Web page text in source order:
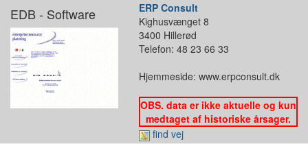
EDB - Software
ERP Consult
Kighusvænget 8
3400 Hillerød
Telefon: 48 23 66 33
Hjemmeside: www.erpconsult.dk
OBS. data er ikke aktuelle og kun
medtaget af historiske årsager.
find vej